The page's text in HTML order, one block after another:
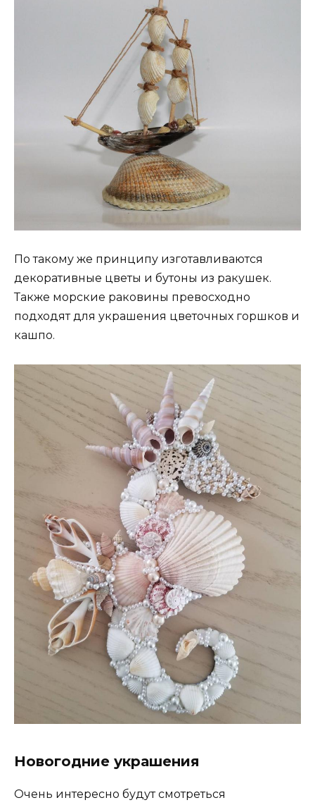
По такому же принципу изготавливаются
декоративные цветы и бутоны из ракушек.
Также морские раковины превосходно
подходят для украшения цветочных горшков и
кашпо.
Новогодние украшения
Очень интересно будут смотреться